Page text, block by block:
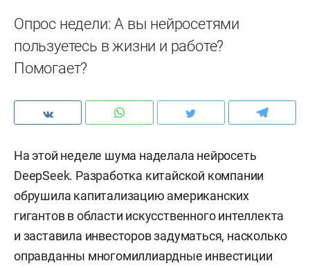
Опрос недели: А вы нейросетями
пользуетесь в жизни и работе?
Помогает?
На этой неделе шума наделала нейросеть
DeepSeek. Разработка китайской компании
обрушила капитализацию американских
гигантов в области искусственного интеллекта
и заставила инвесторов задуматься, насколько
оправданны многомиллиардные инвестиции